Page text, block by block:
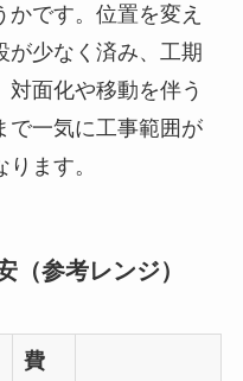
です。位置を変え
が少なく済み、工期
対面化や移動を伴う
で一気に工事範囲が
ます。
（参考レンジ）
費